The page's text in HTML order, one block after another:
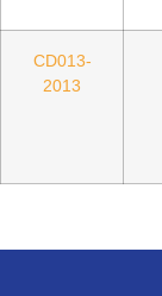
CD013-
2013